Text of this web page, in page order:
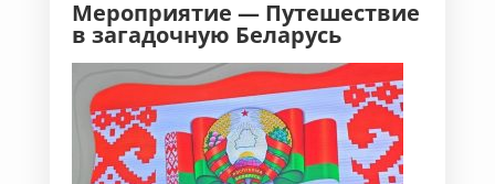
Мероприятие — Путешествие
в загадочную Беларусь